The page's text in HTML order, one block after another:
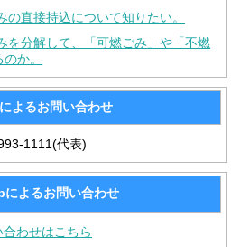
直接持込について知りたい。
を分解して、「可燃ごみ」や「不燃
か。
よるお問い合わせ
1111(代表)
によるお問い合わせ
合わせはこちら